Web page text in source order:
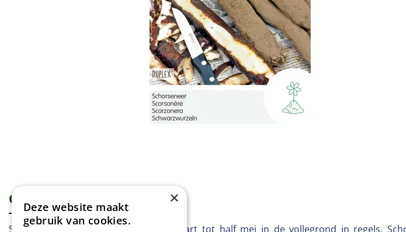
Omschrijving Specificaties
Schorseneer - Duplex Vanaf begin maart tot half mei in de vollegrond in regels.
×
Deze website maakt
gebruik van cookies.